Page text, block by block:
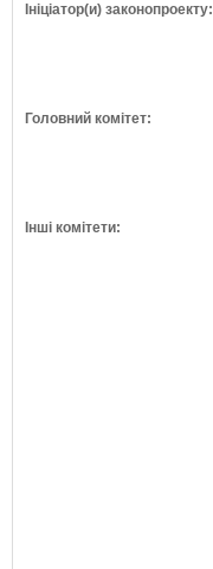
Ініціатор(и) законопроекту:
Головний комітет:
Інші комітети: